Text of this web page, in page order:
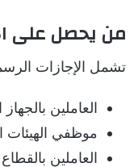
من يحصل على
تشمل الإجازات
العاملين
موظفي الهيئات
العاملين